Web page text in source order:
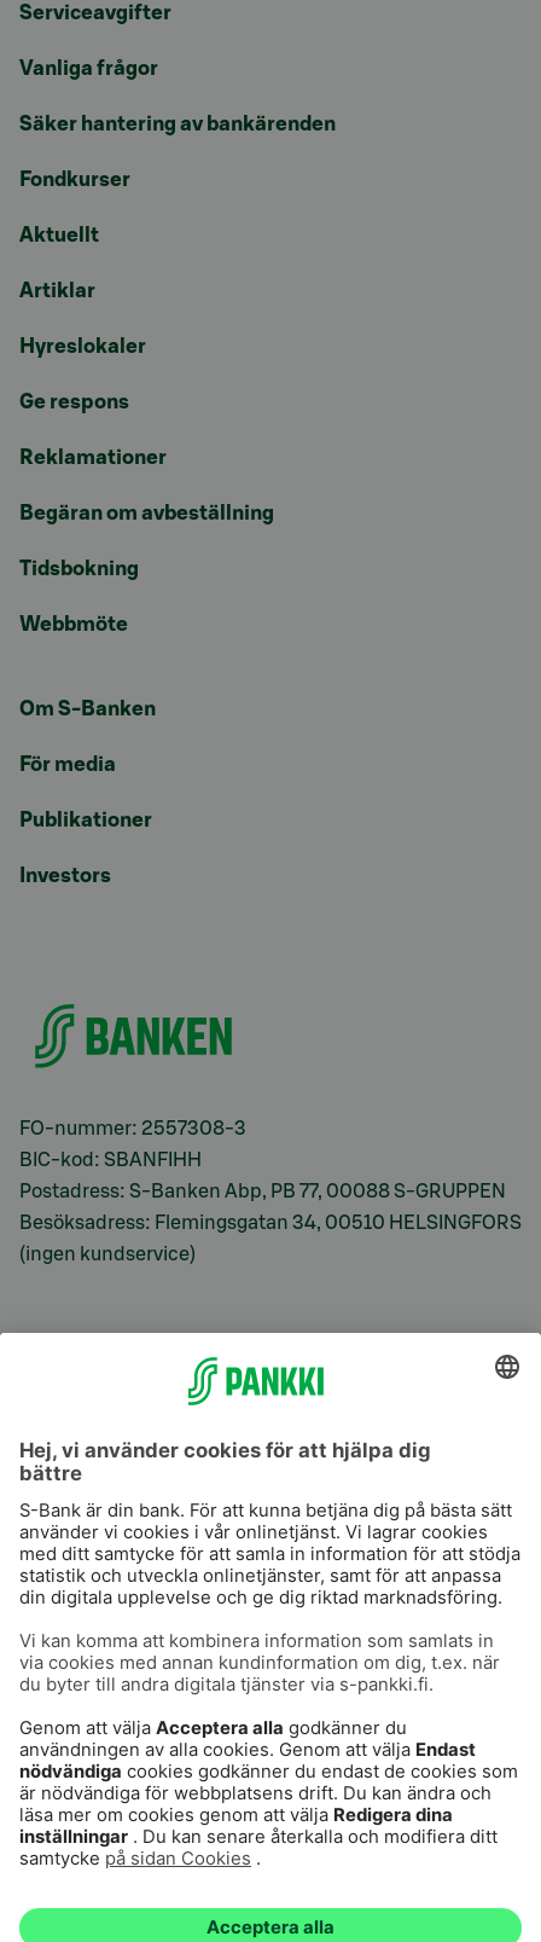
Serviceavgifter
Vanliga frågor
Säker hantering av bankärenden
Fondkurser
Aktuellt
Artiklar
Hyreslokaler
Ge respons
Reklamationer
Begäran om avbeställning
Tidsbokning
Webbmöte
Om S-Banken
För media
Publikationer
Investors
FO-nummer: 2557308-3
BIC-kod: SBANFIHH
Postadress: S-Banken Abp, PB 77, 00088 S-GRUPPEN
Besöksadress: Flemingsgatan 34, 00510 HELSINGFORS
(ingen kundservice)
S-Prime
Användarvillkor
Dataskydd
Cookies
Tillgänglighetsutlåtande